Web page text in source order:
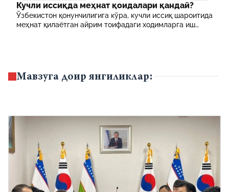
Кучли иссиқда меҳнат қоидалари қандай?
Ўзбекистон қонунчилигига кўра, кучли иссиқ шароитида
меҳнат қилаётган айрим тоифадаги ходимларга иш
Мавзуга доир янгиликлар: